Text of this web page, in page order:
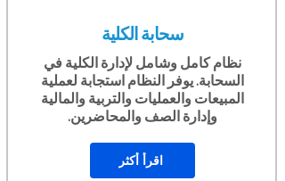
سحابة الكلية
نظام كامل وشامل لإدارة الكلية في
السحابة. يوفر النظام استجابة لعملية
المبيعات والعمليات والتربية والمالية
وإدارة الصف والمحاضرين.
اقرأ أكثر